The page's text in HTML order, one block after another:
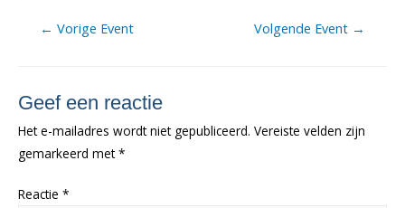
Berichtnavigatie
← Vorige Event Volgende Event →
Geef een reactie
Het e-mailadres wordt niet gepubliceerd. Vereiste velden zijn
gemarkeerd met*
Reactie *